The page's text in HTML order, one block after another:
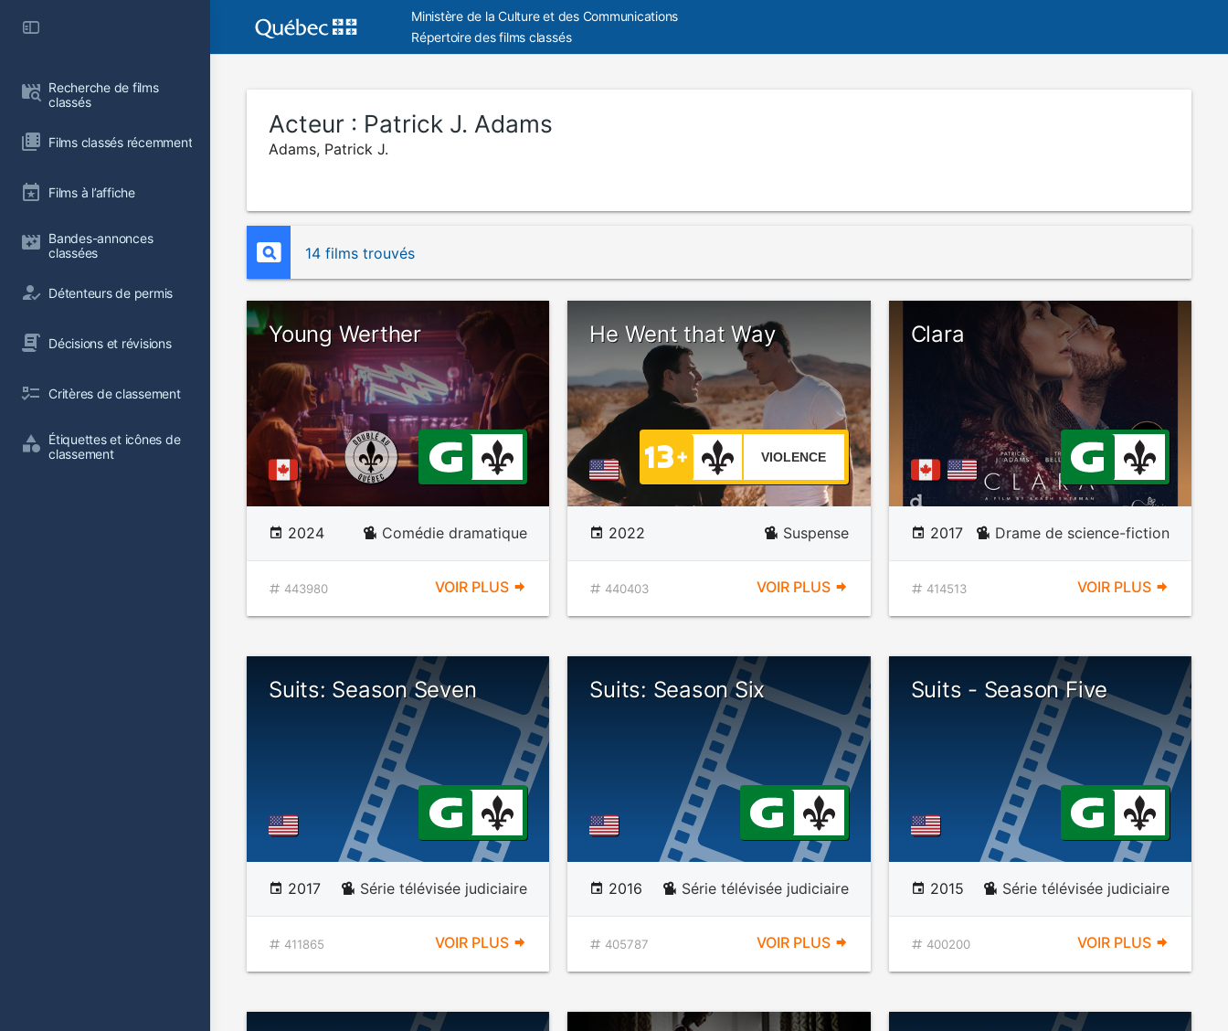
Recherche de films
classés
Films classés récemment
Films à l’affiche
Bandes-annonces
classées
Détenteurs de permis
Décisions et révisions
Critères de classement
Étiquettes et icônes de
classement
Ministère de la Culture et des Communications
Répertoire des films classés
Acteur : Patrick J. Adams
Adams, Patrick J.
14 films trouvés
Young Werther
2024 Comédie dramatique
443980 VOIR PLUS
He Went that Way
VIOLENCE
2022 Suspense
440403 VOIR PLUS
Clara
2017 Drame de science-fiction
414513 VOIR PLUS
Suits: Season Seven
2017 Série télévisée judiciaire
411865 VOIR PLUS
Suits: Season Six
2016 Série télévisée judiciaire
405787 VOIR PLUS
Suits - Season Five
2015 Série télévisée judiciaire
400200 VOIR PLUS